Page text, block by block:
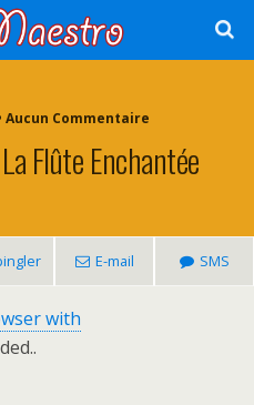
Aucun Commentaire
Flûte Enchantée
E-mail SMS
with